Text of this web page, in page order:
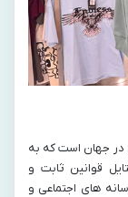
در جهان است که به‌
قوانین ثابت و
های اجتماعی و